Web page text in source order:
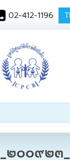
02-412-1196
๒๐๐๙๒๓